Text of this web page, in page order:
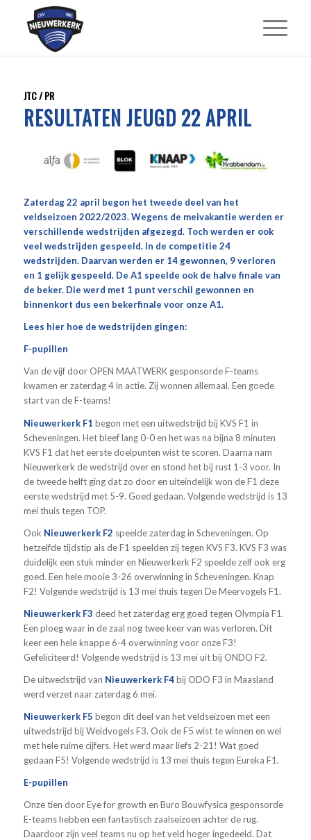
JTC / PR
RESULTATEN JEUGD 22 APRIL
Zaterdag 22 april begon het tweede deel van het
veldseizoen 2022/2023. Wegens de meivakantie werden er
verschillende wedstrijden afgezegd. Toch werden er ook
veel wedstrijden gespeeld. In de competitie 24
wedstrijden. Daarvan werden er 14 gewonnen, 9 verloren
en 1 gelijk gespeeld. De A1 speelde ook de halve finale van
de beker. Die werd met 1 punt verschil gewonnen en
binnenkort dus een bekerfinale voor onze A1.
Lees hier hoe de wedstrijden gingen:
F-pupillen
Van de vijf door OPEN MAATWERK gesponsorde F-teams
kwamen er zaterdag 4 in actie. Zij wonnen allemaal. Een goede
start van de F-teams!
Nieuwerkerk F1 begon met een uitwedstrijd bij KVS F1 in
Scheveningen. Het bleef lang 0-0 en het was na bijna 8 minuten
KVS F1 dat het eerste doelpunten wist te scoren. Daarna nam
Nieuwerkerk de wedstrijd over en stond het bij rust 1-3 voor. In
de tweede helft ging dat zo door en uiteindelijk won de F1 deze
eerste wedstrijd met 5-9. Goed gedaan. Volgende wedstrijd is 13
mei thuis tegen TOP.
Ook Nieuwerkerk F2 speelde zaterdag in Scheveningen. Op
hetzelfde tijdstip als de F1 speelden zij tegen KVS F3. KVS F3 was
duidelijk een stuk minder en Nieuwerkerk F2 speelde zelf ook erg
goed. Een hele mooie 3-26 overwinning in Scheveningen. Knap
F2! Volgende wedstrijd is 13 mei thuis tegen De Meervogels F1.
Nieuwerkerk F3 deed het zaterdag erg goed tegen Olympia F1.
Een ploeg waar in de zaal nog twee keer van was verloren. Dit
keer een hele knappe 6-4 overwinning voor onze F3!
Gefeliciteerd! Volgende wedstrijd is 13 mei uit bij ONDO F2.
De uitwedstrijd van Nieuwerkerk F4bij ODO F3 in Maasland
werd verzet naar zaterdag 6 mei.
Nieuwerkerk F5 begon dit deel van het veldseizoen met een
uitwedstrijd bij Weidvogels F3. Ook de F5 wist te winnen en wel
met hele ruime cijfers. Het werd maar liefs 2-21! Wat goed
gedaan F5! Volgende wedstrijd is 13 mei thuis tegen Eureka F1.
E-pupillen
Onze tien door Eye for growth en Buro Bouwfysica gesponsorde
E-teams hebben een fantastisch zaalseizoen achter de rug.
Daardoor zijn veel teams nu op het veld hoger ingedeeld. Dat